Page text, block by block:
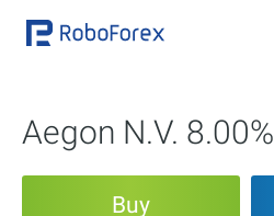
Aegon N.V. 8.00%
Buy